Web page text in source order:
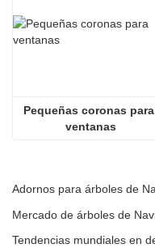
Pequeñas coronas para
ventanas